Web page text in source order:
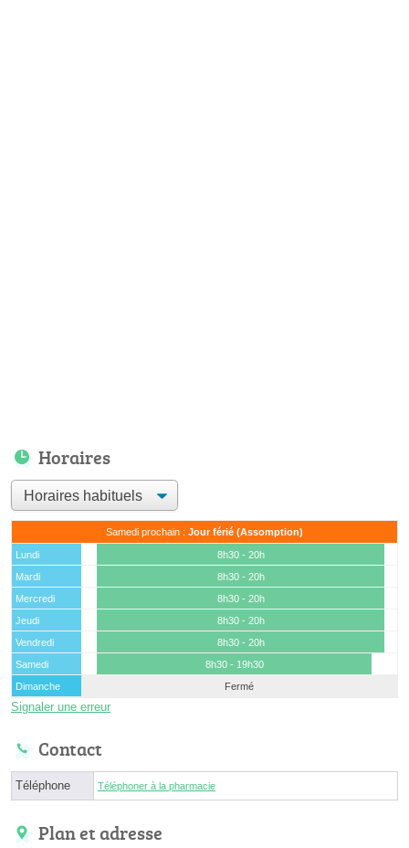
Horaires
Samedi prochain : Jour férié (Assomption)
Lundi
8h30 - 20h
Mardi
8h30 - 20h
Mercredi
8h30 - 20h
Jeudi
8h30 - 20h
Vendredi
8h30 - 20h
Samedi
8h30 - 19h30
Dimanche
Fermé
Signaler une erreur
Contact
Téléphone Téléphoner à la pharmacie
Plan et adresse